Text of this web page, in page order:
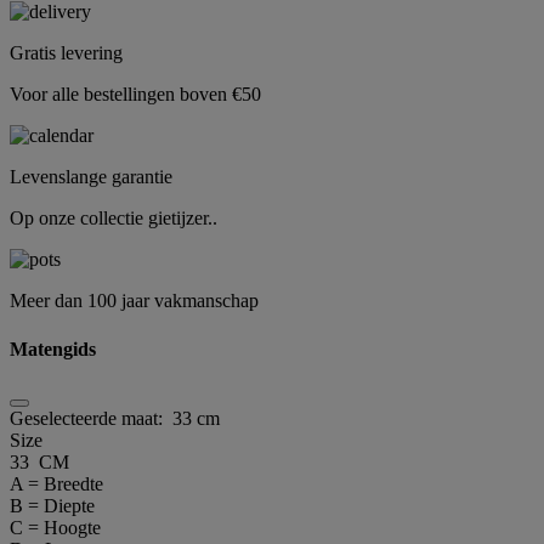
Gratis levering
Voor alle bestellingen boven €50
Levenslange garantie
Op onze collectie gietijzer..
Meer dan 100 jaar vakmanschap
Matengids
Geselecteerde maat: 33 cm
Size
33 CM
A = Breedte
B = Diepte
C = Hoogte